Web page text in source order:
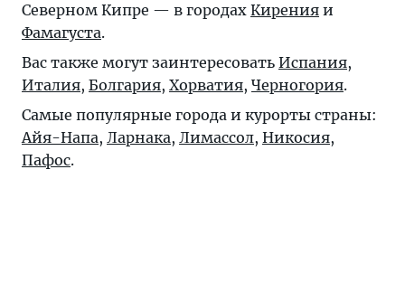
Северном Кипре — в городах Кирения и
Фамагуста.
Вас также могут заинтересовать Испания,
Италия, Болгария, Хорватия, Черногория.
Самые популярные города и курорты страны:
Айя-Напа, Ларнака, Лимассол, Никосия,
Пафос.